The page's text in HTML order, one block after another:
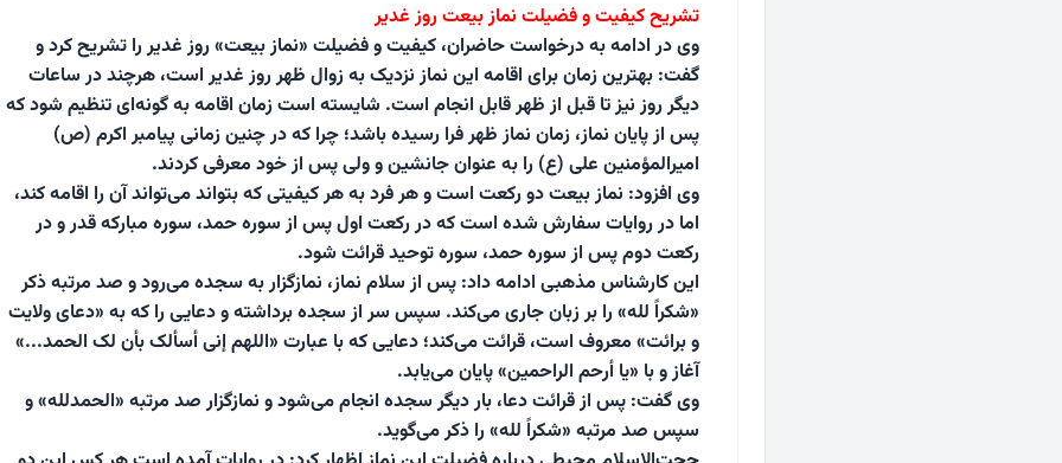
تشریح کیفیت و فضیلت نماز بیعت روز غدیر
وی در ادامه به درخواست حاضران، کیفیت و فضیلت «نماز بیعت» روز غدیر را تشریح کرد و
گفت: بهترین زمان برای اقامه این نماز نزدیک به زوال ظهر روز غدیر است، هرچند در ساعات
دیگر روز نیز تا قبل از ظهر قابل انجام است. شایسته است زمان اقامه به گونه‌ای تنظیم شود که
پس از پایان نماز، زمان نماز ظهر فرا رسیده باشد؛ چرا که در چنین زمانی پیامبر اکرم (ص)
امیرالمؤمنین علی (ع) را به عنوان جانشین و ولی پس از خود معرفی کردند.
وی افزود: نماز بیعت دو رکعت است و هر فرد به هر کیفیتی که بتواند می‌تواند آن را اقامه کند،
اما در روایات سفارش شده است که در رکعت اول پس از سوره حمد، سوره مبارکه قدر و در
رکعت دوم پس از سوره حمد، سوره توحید قرائت شود.
این کارشناس مذهبی ادامه داد: پس از سلام نماز، نمازگزار به سجده می‌رود و صد مرتبه ذکر
«شکراً لله» را بر زبان جاری می‌کند. سپس سر از سجده برداشته و دعایی را که به «دعای ولایت
و برائت» معروف است، قرائت می‌کند؛ دعایی که با عبارت «اللهم إنی أسألک بأن لک الحمد...»
آغاز و با «یا أرحم الراحمین» پایان می‌یابد.
وی گفت: پس از قرائت دعا، بار دیگر سجده انجام می‌شود و نمازگزار صد مرتبه «الحمدلله» و
سپس صد مرتبه «شکراً لله» را ذکر می‌گوید.